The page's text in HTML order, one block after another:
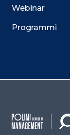
Webinar
Programmi
Facebook